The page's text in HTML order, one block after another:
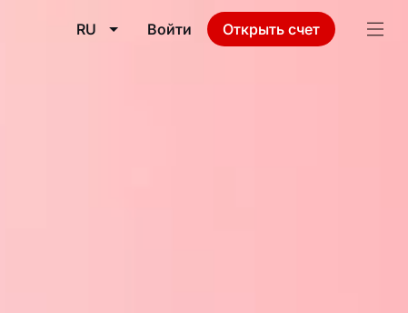
RU Войти Открыть счет